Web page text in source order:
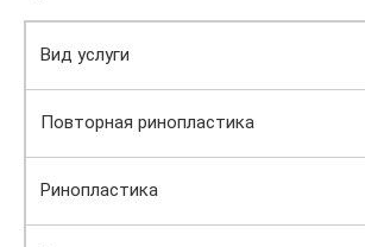
Вид услуги
Повторная ринопластика
Ринопластика